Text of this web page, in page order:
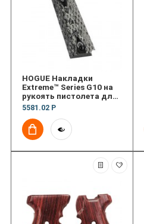
HOGUE Накладки
Extreme™ Series G10 на
рукоять пистолета для
1911 Govt (текстура
5581.02 Р